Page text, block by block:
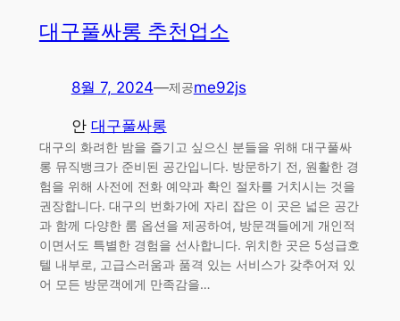
대구풀싸롱 추천업소
8월 7, 2024—제공me92js
안 대구풀싸롱
대구의 화려한 밤을 즐기고 싶으신 분들을 위해 대구풀싸
롱 뮤직뱅크가 준비된 공간입니다. 방문하기 전, 원활한 경
험을 위해 사전에 전화 예약과 확인 절차를 거치시는 것을
권장합니다. 대구의 번화가에 자리 잡은 이 곳은 넓은 공간
과 함께 다양한 룸 옵션을 제공하여, 방문객들에게 개인적
이면서도 특별한 경험을 선사합니다. 위치한 곳은 5성급호
텔 내부로, 고급스러움과 품격 있는 서비스가 갖추어져 있
어 모든 방문객에게 만족감을…